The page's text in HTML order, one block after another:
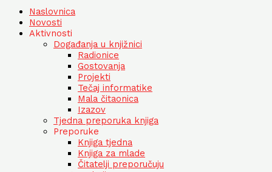
Naslovnica
Novosti
Aktivnosti
Događanja u knjižnici
Radionice
Gostovanja
Projekti
Tečaj informatike
Mala čitaonica
Izazov
Tjedna preporuka knjiga
Preporuke
Knjiga tjedna
Knjiga za mlade
Čitatelji preporučuju